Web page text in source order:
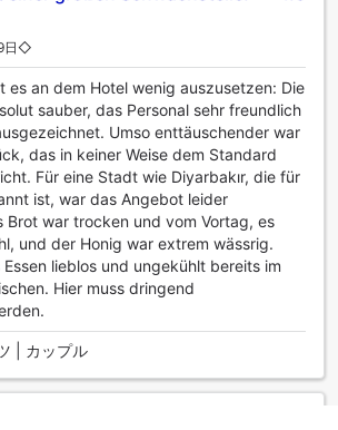
日◇
es an dem Hotel wenig auszusetzen: Die
sauber, das Personal sehr freundlich
Umso enttäuschender war
das in keiner Weise dem Standard
Für eine Stadt wie Diyarbakır, die für
ist, war das Angebot leider
Brot war trocken und vom Vortag, es
und der Honig war extrem wässrig.
lieblos und ungekühlt bereits im
Hier muss dringend
| カップル